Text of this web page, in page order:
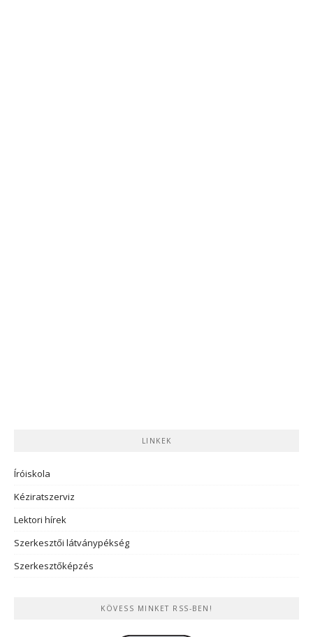
LINKEK
Íróiskola
Kéziratszerviz
Lektori hírek
Szerkesztői látványpékség
Szerkesztőképzés
KÖVESS MINKET RSS-BEN!